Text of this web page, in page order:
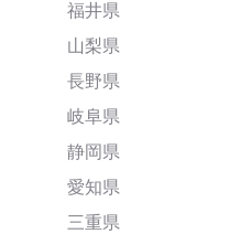
福井県
山梨県
長野県
岐阜県
静岡県
愛知県
三重県